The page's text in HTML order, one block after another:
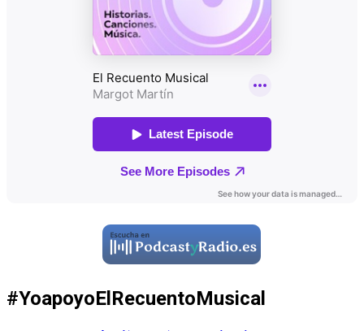
#YoapoyoElRecuentoMusical